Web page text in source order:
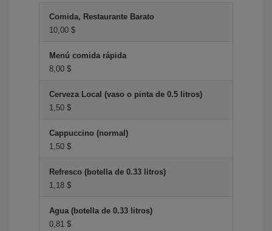
Comida, Restaurante Barato
10,00 $
Menú comida rápida
8,00 $
Cerveza Local (vaso o pinta de 0.5 litros)
1,50 $
Cappuccino (normal)
1,50 $
Refresco (botella de 0.33 litros)
1,18 $
Agua (botella de 0.33 litros)
0,81 $